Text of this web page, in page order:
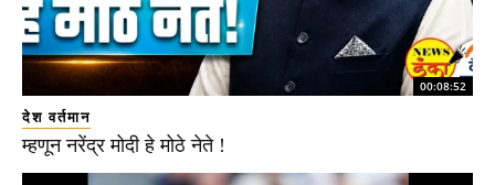
00:08:52
देश वर्तमान
म्हणून नरेंद्र मोदी हे मोठे नेते !